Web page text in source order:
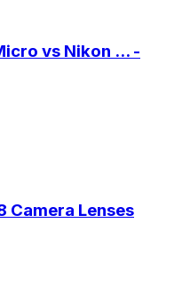
vs Nikon ... -
Camera Lenses